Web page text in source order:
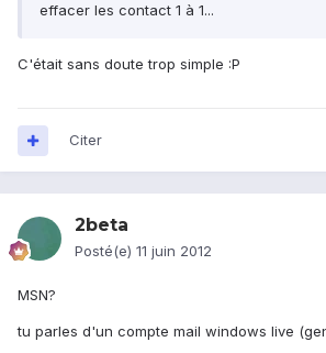
effacer les contact 1 à 1...
C'était sans doute trop simple :P
Citer
2beta
Posté(e) 11 juin 2012
MSN?
tu parles d'un compte mail windows live